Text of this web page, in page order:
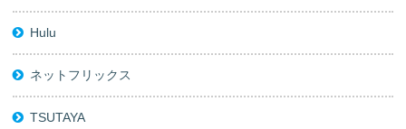
Hulu
ネットフリックス
TSUTAYA